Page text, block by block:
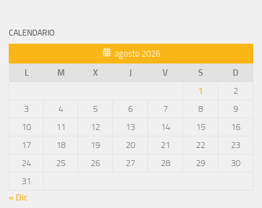
CALENDARIO
agosto 2026
L
M X J V S
D
1
2
3
4 5 6 7 8
9
10
11 12 13 14 15
16
17
18 19 20 21 22
23
24
25 26 27 28 29
30
31
« Dic